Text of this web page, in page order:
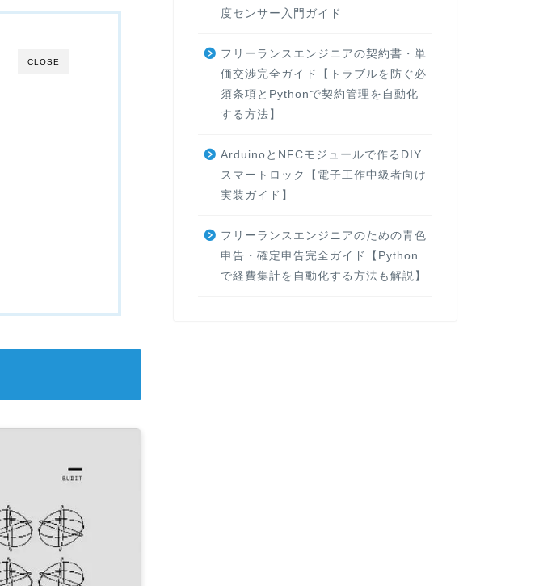
CLOSE
度センサー入門ガイド
フリーランスエンジニアの契約書・単
価交渉完全ガイド【トラブルを防ぐ必
須条項とPythonで契約管理を自動化
する方法】
ArduinoとNFCモジュールで作るDIY
スマートロック【電子工作中級者向け
実装ガイド】
フリーランスエンジニアのための青色
申告・確定申告完全ガイド【Python
で経費集計を自動化する方法も解説】